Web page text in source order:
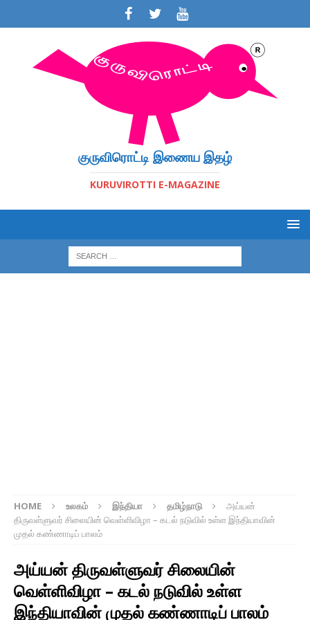
குருவிரொட்டி இணைய இதழ்
KURUVIROTTI E-MAGAZINE
HOME உலகம் இந்தியா தமிழ்நாடு
அய்யன்
திருவள்ளுவர் சிலையின் வெள்ளிவிழா – கடல் நடுவில் உள்ள இந்தியாவின்
முதல் கண்ணாடிப் பாலம்
அய்யன் திருவள்ளுவர் சிலையின்
வெள்ளிவிழா – கடல் நடுவில் உள்ள
இந்தியாவின் முதல் கண்ணாடிப் பாலம்